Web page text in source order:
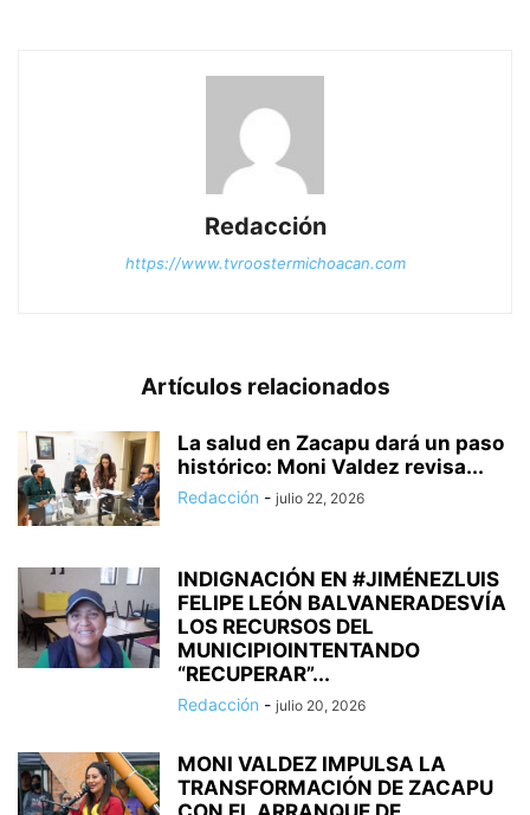
Redacción
https://www.tvroostermichoacan.com
Artículos relacionados
La salud en Zacapu dará un paso
histórico: Moni Valdez revisa...
Redacción - julio 22, 2026
INDIGNACIÓN EN #JIMÉNEZLUIS
FELIPE LEÓN BALVANERADESVÍA
LOS RECURSOS DEL
MUNICIPIOINTENTANDO
“RECUPERAR”...
Redacción - julio 20, 2026
MONI VALDEZ IMPULSA LA
TRANSFORMACIÓN DE ZACAPU